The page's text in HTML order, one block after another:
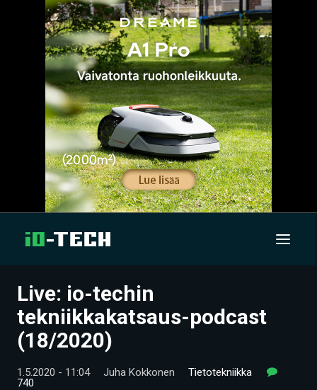
UUTISET
ARTIKKELIT
VIDEOT
Live: io-techin
tekniikkakatsaus-podcast
(18/2020)
1.5.2020 - 11:04 Juha Kokkonen
Tietotekniikka
740